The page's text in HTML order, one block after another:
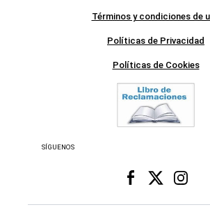
Términos y condiciones de
Políticas de Privacidad
Políticas de Cookies
SÍGUENOS